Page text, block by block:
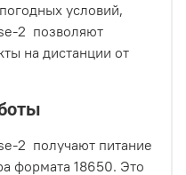
условий,
2 позволяют
на дистанции от
2 получают питание
формата 18650. Это